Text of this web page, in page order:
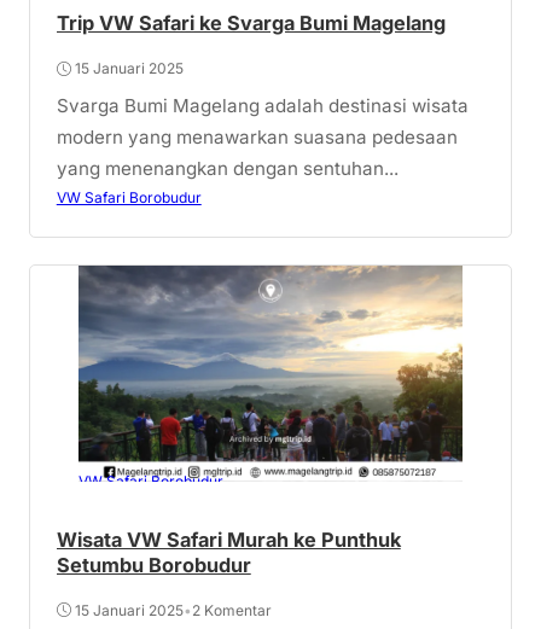
Trip VW Safari ke Svarga Bumi Magelang
15 Januari 2025
Svarga Bumi Magelang adalah destinasi wisata
modern yang menawarkan suasana pedesaan
yang menenangkan dengan sentuhan...
VW Safari Borobudur
VW Safari Borobudur
Wisata VW Safari Murah ke Punthuk
Setumbu Borobudur
15 Januari 2025• 2 Komentar